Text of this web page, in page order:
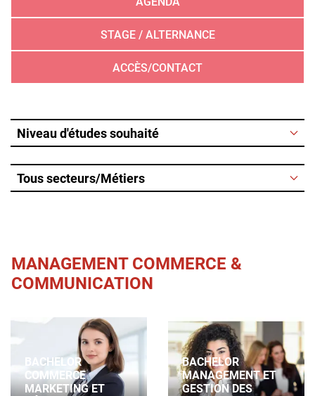
STAGE / ALTERNANCE
ACCÈS/CONTACT
MANAGEMENT COMMERCE &
COMMUNICATION
BACHELOR
COMMERCE
MARKETING ET
BACHELOR
MANAGEMENT ET
GESTION DES